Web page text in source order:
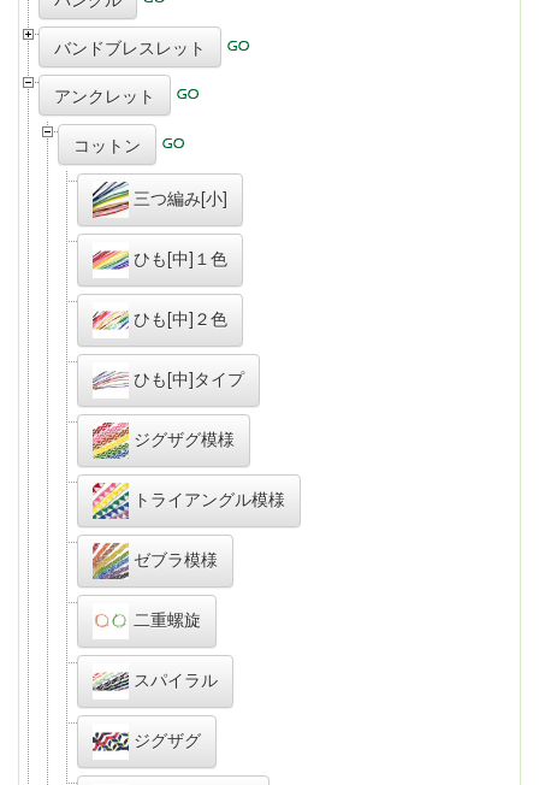
バンドブレスレット
アンクレット
コットン
三つ編み[小]
ひも[中]１色
ひも[中]２色
ひも[中]タイプ
ジグザグ模様
トライアングル模様
ゼブラ模様
二重螺旋
スパイラル
ジグザグ